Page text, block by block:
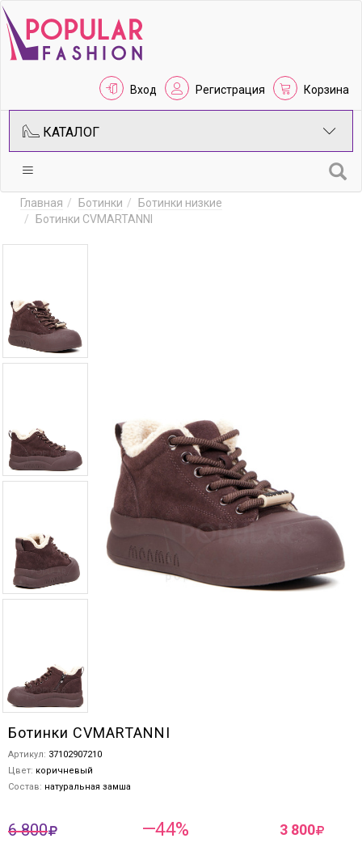
Вход Регистрация Корзина
КАТАЛОГ
Главная Ботинки
Ботинки низкие
Ботинки CVMARTANNI
Ботинки CVMARTANNI
Артикул: 37102907210
Цвет: коричневый
Состав: натуральная замша
6 800 —44% 3 800